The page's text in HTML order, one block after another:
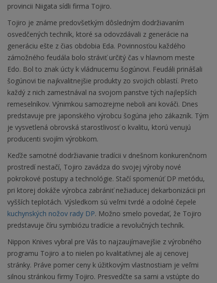
provincii Niigata sídli firma Tojiro.
Tojiro je známe predovšetkým dôsledným dodržiavaním
osvedčených techník, ktoré sa odovzdávali z generácie na
generáciu ešte z čias obdobia Eda. Povinnosťou každého
zámožného feudála bolo stráviť určitý čas v hlavnom meste
Edo. Bol to znak úcty k vládnucemu šogúnovi. Feudáli prinášali
šogúnovi tie najkvalitnejšie produkty zo svojich oblastí. Preto
každý z nich zamestnával na svojom panstve tých najlepších
remeselníkov. Výnimkou samozrejme neboli ani kováči. Dnes
predstavuje pre japonského výrobcu šogúna jeho zákazník. Tým
je vysvetlená obrovská starostlivosť o kvalitu, ktorú venujú
producenti svojím výrobkom.
Keďže samotné dodržiavanie tradícii v dnešnom konkurenčnom
prostredí nestačí, Tojiro zavádza do svojej výroby nové
pokrokové postupy a technológie. Stačí spomenúť DP metódu,
pri ktorej dokáže výrobca zabrániť nežiaducej dekarbonizácii pri
vyšších teplotách. Výsledkom sú veľmi tvrdé a odolné čepele
kuchynských nožov rady DP. Možno smelo povedať, že Tojiro
predstavuje číru symbiózu tradície a revolučných techník.
Nippon Knives vybral pre Vás to najzaujímavejšie z výrobného
programu Tojiro a to nielen po kvalitatívnej ale aj cenovej
stránky. Práve pomer ceny k úžitkovým vlastnostiam je veľmi
silnou stránkou firmy Tojiro. Presvedčte sa sami a vstúpte do